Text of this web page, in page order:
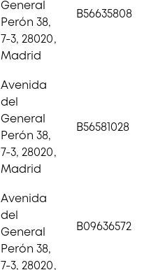
General
Perón 38,
7-3, 28020,
Madrid
B56635808
Avenida
del
General
Perón 38,
7-3, 28020,
Madrid
B56581028
Avenida
del
General
Perón 38,
7-3, 28020,
B09636572